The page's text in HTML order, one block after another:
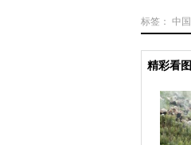
标签： 中国
精彩看图